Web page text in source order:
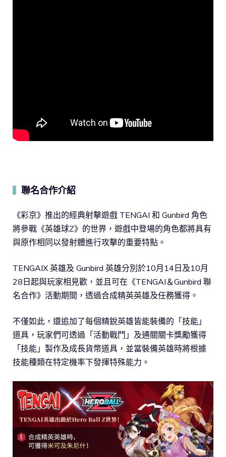
聯名合作介紹
《彩京》推出的經典射擊遊戲 TENGAI 和 Gunbird 角色
將參戰《英雄球Z》的世界，遊戲中登場的角色都將具有
與原作相同以發射體進行攻擊的重要特點。
TENGAIX 英雄及 Gunbird 英雄分別於10月14日及10月
28日起與玩家相見歡，並且可在《TENGAI＆Gunbird 聯
名合作》活動期間，透過合成精英英雄及任務獲得。
不僅如此，還追加了每個精銳英雄皆能裝備的「技能」
道具，玩家們可透過「活動戰鬥」及通關關卡獎勵獲得
「技能」製作及成長貨幣道具，並當裝備英雄時將根據
技能種類在特定機率下發揮特殊能力。